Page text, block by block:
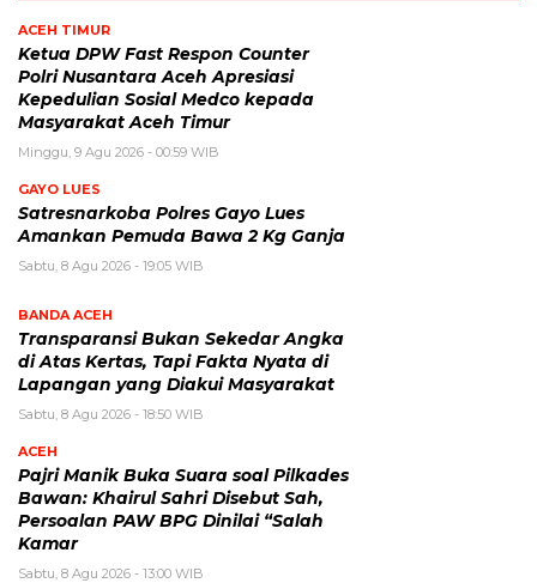
ACEH TIMUR
Ketua DPW Fast Respon Counter
Polri Nusantara Aceh Apresiasi
Kepedulian Sosial Medco kepada
Masyarakat Aceh Timur
Minggu, 9 Agu 2026 - 00:59 WIB
GAYO LUES
Satresnarkoba Polres Gayo Lues
Amankan Pemuda Bawa 2 Kg Ganja
Sabtu, 8 Agu 2026 - 19:05 WIB
BANDA ACEH
Transparansi Bukan Sekedar Angka
di Atas Kertas, Tapi Fakta Nyata di
Lapangan yang Diakui Masyarakat
Sabtu, 8 Agu 2026 - 18:50 WIB
ACEH
Pajri Manik Buka Suara soal Pilkades
Bawan: Khairul Sahri Disebut Sah,
Persoalan PAW BPG Dinilai “Salah
Kamar
Sabtu, 8 Agu 2026 - 13:00 WIB